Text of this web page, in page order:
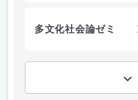
多文化社会論ゼミ